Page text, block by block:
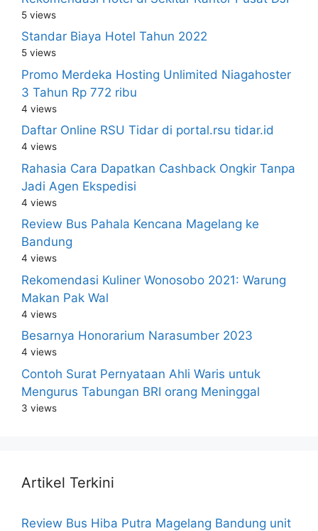
5 views
Standar Biaya Hotel Tahun 2022
5 views
Promo Merdeka Hosting Unlimited Niagahoster
3 Tahun Rp 772 ribu
4 views
Daftar Online RSU Tidar di portal.rsu tidar.id
4 views
Rahasia Cara Dapatkan Cashback Ongkir Tanpa
Jadi Agen Ekspedisi
4 views
Review Bus Pahala Kencana Magelang ke
Bandung
4 views
Rekomendasi Kuliner Wonosobo 2021: Warung
Makan Pak Wal
4 views
Besarnya Honorarium Narasumber 2023
4 views
Contoh Surat Pernyataan Ahli Waris untuk
Mengurus Tabungan BRI orang Meninggal
3 views
Artikel Terkini
Review Bus Hiba Putra Magelang Bandung unit